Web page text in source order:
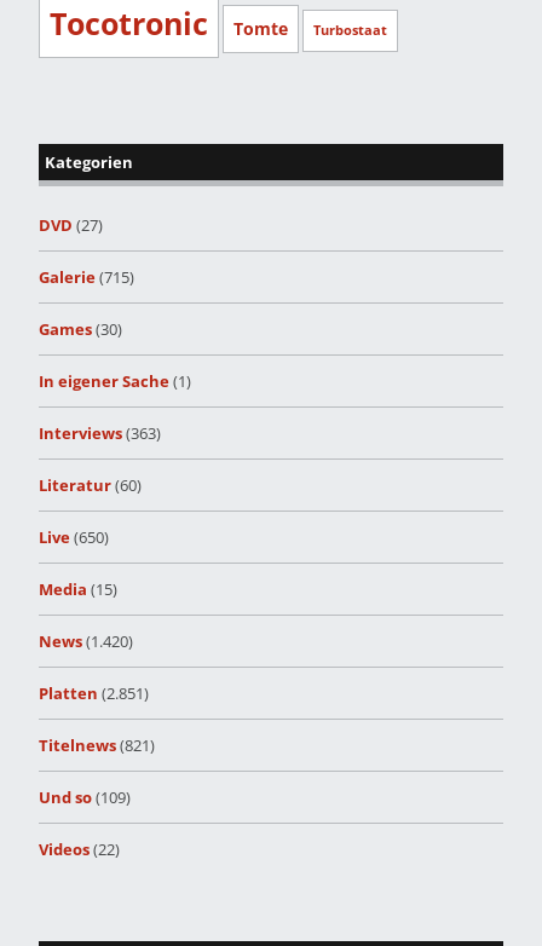
Tocotronic Tomte Turbostaat
Kategorien
DVD (27)
Galerie(715)
Games(30)
In eigener Sache(1)
Interviews(363)
Literatur(60)
Live(650)
Media (15)
News(1.420)
Platten (2.851)
Titelnews(821)
Und so(109)
Videos(22)